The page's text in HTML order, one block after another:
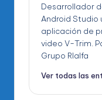
Desarrollador
Android Studio
aplicación de
video V-Trim.
Grupo RIalfa
Ver todas las